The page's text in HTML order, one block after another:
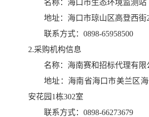
名称： 海口市生态环境监测站
地址： 海口市琼山区高登西街
联系方式： 0898-65958500
2.采购机构信息
名称： 海南赛和招标代理有限
地址： 海南省海口市美兰区
安花园1栋302室
联系方式： 0898-66273679